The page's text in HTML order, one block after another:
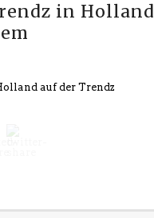
in Holland
auf der Trendz